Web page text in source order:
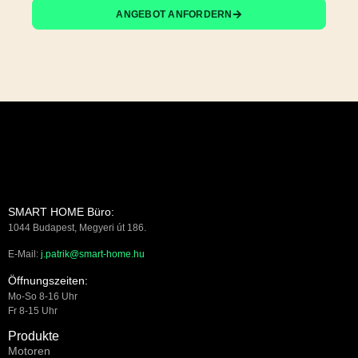
ANGEBOT ANFORDERN
SMART HOME Büro:
1044 Budapest, Megyeri út 186.
E-Mail: j.patrik@smart-home.hu
Öffnungszeiten:
Mo-So 8-16 Uhr
Fr 8-15 Uhr
Produkte
Motoren